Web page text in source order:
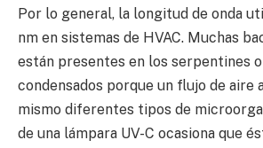
Por lo general, la longitud de onda
nm en sistemas de HVAC. Muchas
están presentes en los serpentines
condensados porque un flujo de aire
mismo diferentes tipos de
de una lámpara UV-C ocasiona que